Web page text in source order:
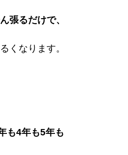
張るだけで、
くなります。
も4年も5年も